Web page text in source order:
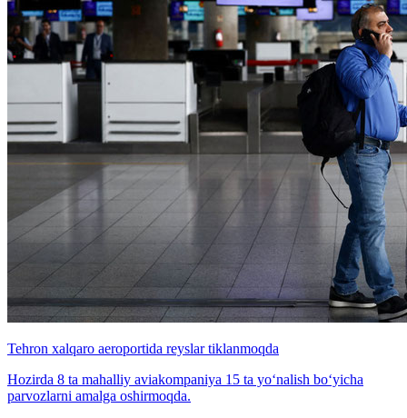
Tehron xalqaro aeroportida reyslar tiklanmoqda
Hozirda 8 ta mahalliy aviakompaniya 15 ta yo‘nalish bo‘yicha
parvozlarni amalga oshirmoqda.